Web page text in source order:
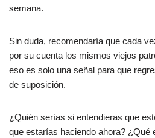
semana.
Sin duda, recomendaría que cada
por su cuenta los mismos viejos
eso es solo una señal para que
de suposición.
¿Quién serías si entendieras que
que estarías haciendo ahora? ¿Qué